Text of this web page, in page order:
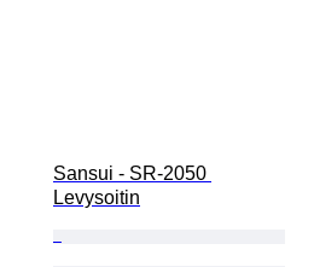
Sansui - SR-2050
Levysoitin